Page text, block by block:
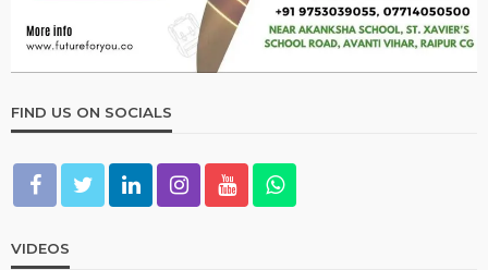
FIND US ON SOCIALS
VIDEOS